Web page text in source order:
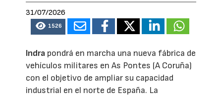
31/07/2026
1526
Indra pondrá en marcha una nueva fábrica de
vehículos militares en As Pontes (A Coruña)
con el objetivo de ampliar su capacidad
industrial en el norte de España. La